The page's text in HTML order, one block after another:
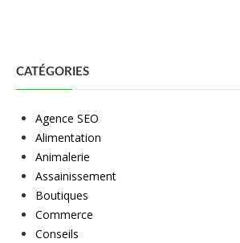
CATÉGORIES
Agence SEO
Alimentation
Animalerie
Assainissement
Boutiques
Commerce
Conseils